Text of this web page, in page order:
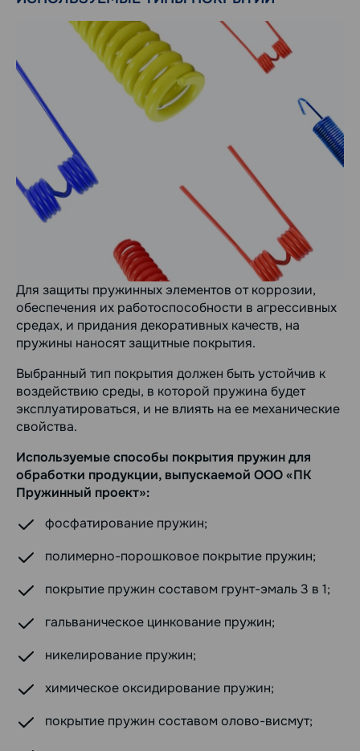
Для защиты пружинных элементов от коррозии,
обеспечения их работоспособности в агрессивных
средах, и придания декоративных качеств, на
пружины наносят защитные покрытия.
Выбранный тип покрытия должен быть устойчив к
воздействию среды, в которой пружина будет
эксплуатироваться, и не влиять на ее механические
свойства.
Используемые способы покрытия пружин для
обработки продукции, выпускаемой ООО «ПК
Пружинный проект»:
фосфатирование пружин;
полимерно-порошковое покрытие пружин;
покрытие пружин составом грунт-эмаль 3 в 1;
гальваническое цинкование пружин;
никелирование пружин;
химическое оксидирование пружин;
покрытие пружин составом олово-висмут;